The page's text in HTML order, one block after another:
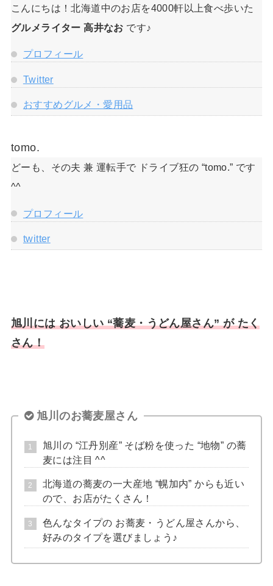
こんにちは！北海道中のお店を4000軒以上食べ歩いた
グルメライター 高井なお です♪
プロフィール
Twitter
おすすめグルメ・愛用品
tomo.
どーも、その夫 兼 運転手で ドライブ狂の “tomo.” です
^^
プロフィール
twitter
旭川には おいしい“蕎麦・うどん屋さん” が たく
さん！
旭川のお蕎麦屋さん
旭川の “江丹別産” そば粉を使った “地物” の蕎
麦には注目 ^^
北海道の蕎麦の一大産地 “幌加内” からも近い
ので、お店がたくさん！
色んなタイプの お蕎麦・うどん屋さんから、
好みのタイプを選びましょう♪